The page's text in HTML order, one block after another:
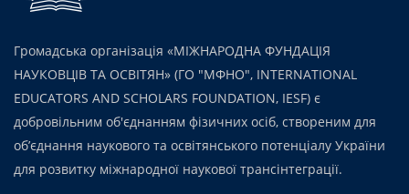
Громадська організація «МІЖНАРОДНА ФУНДАЦІЯ
НАУКОВЦІВ ТА ОСВІТЯН» (ГО "МФНО", INTERNATIONAL
EDUCATORS AND SCHOLARS FOUNDATION, IESF) є
добровільним об'єднанням фізичних осіб, створеним для
об’єднання наукового та освітянського потенціалу України
для розвитку міжнародної наукової трансінтеграції.